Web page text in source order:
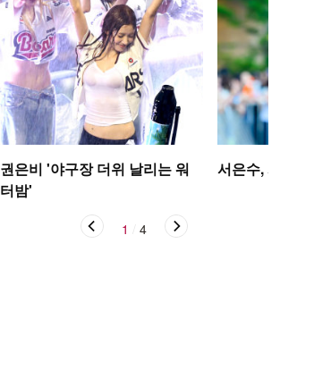
권은비 '야구장 더위 날리는 워
터밤'
서은수, 사뿐사뿐
1 4